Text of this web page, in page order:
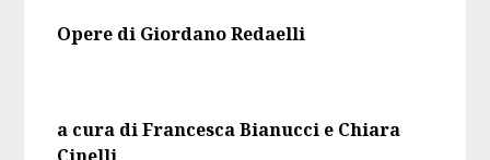
Opere di Giordano Redaelli
a cura di Francesca Bianucci e Chiara